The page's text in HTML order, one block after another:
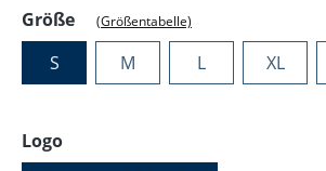
Größeauswählen
(Größentabelle)
S M L XL
Logoauswählen